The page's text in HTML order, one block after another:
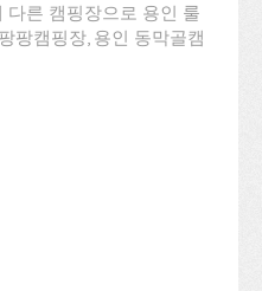
다른 캠핑장으로 용인 룰
팡캠핑장, 용인 동막골캠